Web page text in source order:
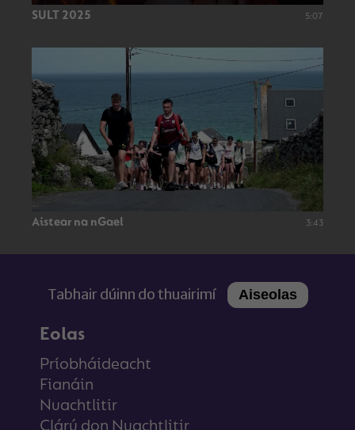
SULT 2025 5:07
Aistear na nGael 3:43
Tabhair dúinn do thuairimí Aiseolas
Eolas
Príobháideacht
Fianáin
Nuachtlitir